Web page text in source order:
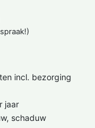
incl. bezorging
jaar
schaduw